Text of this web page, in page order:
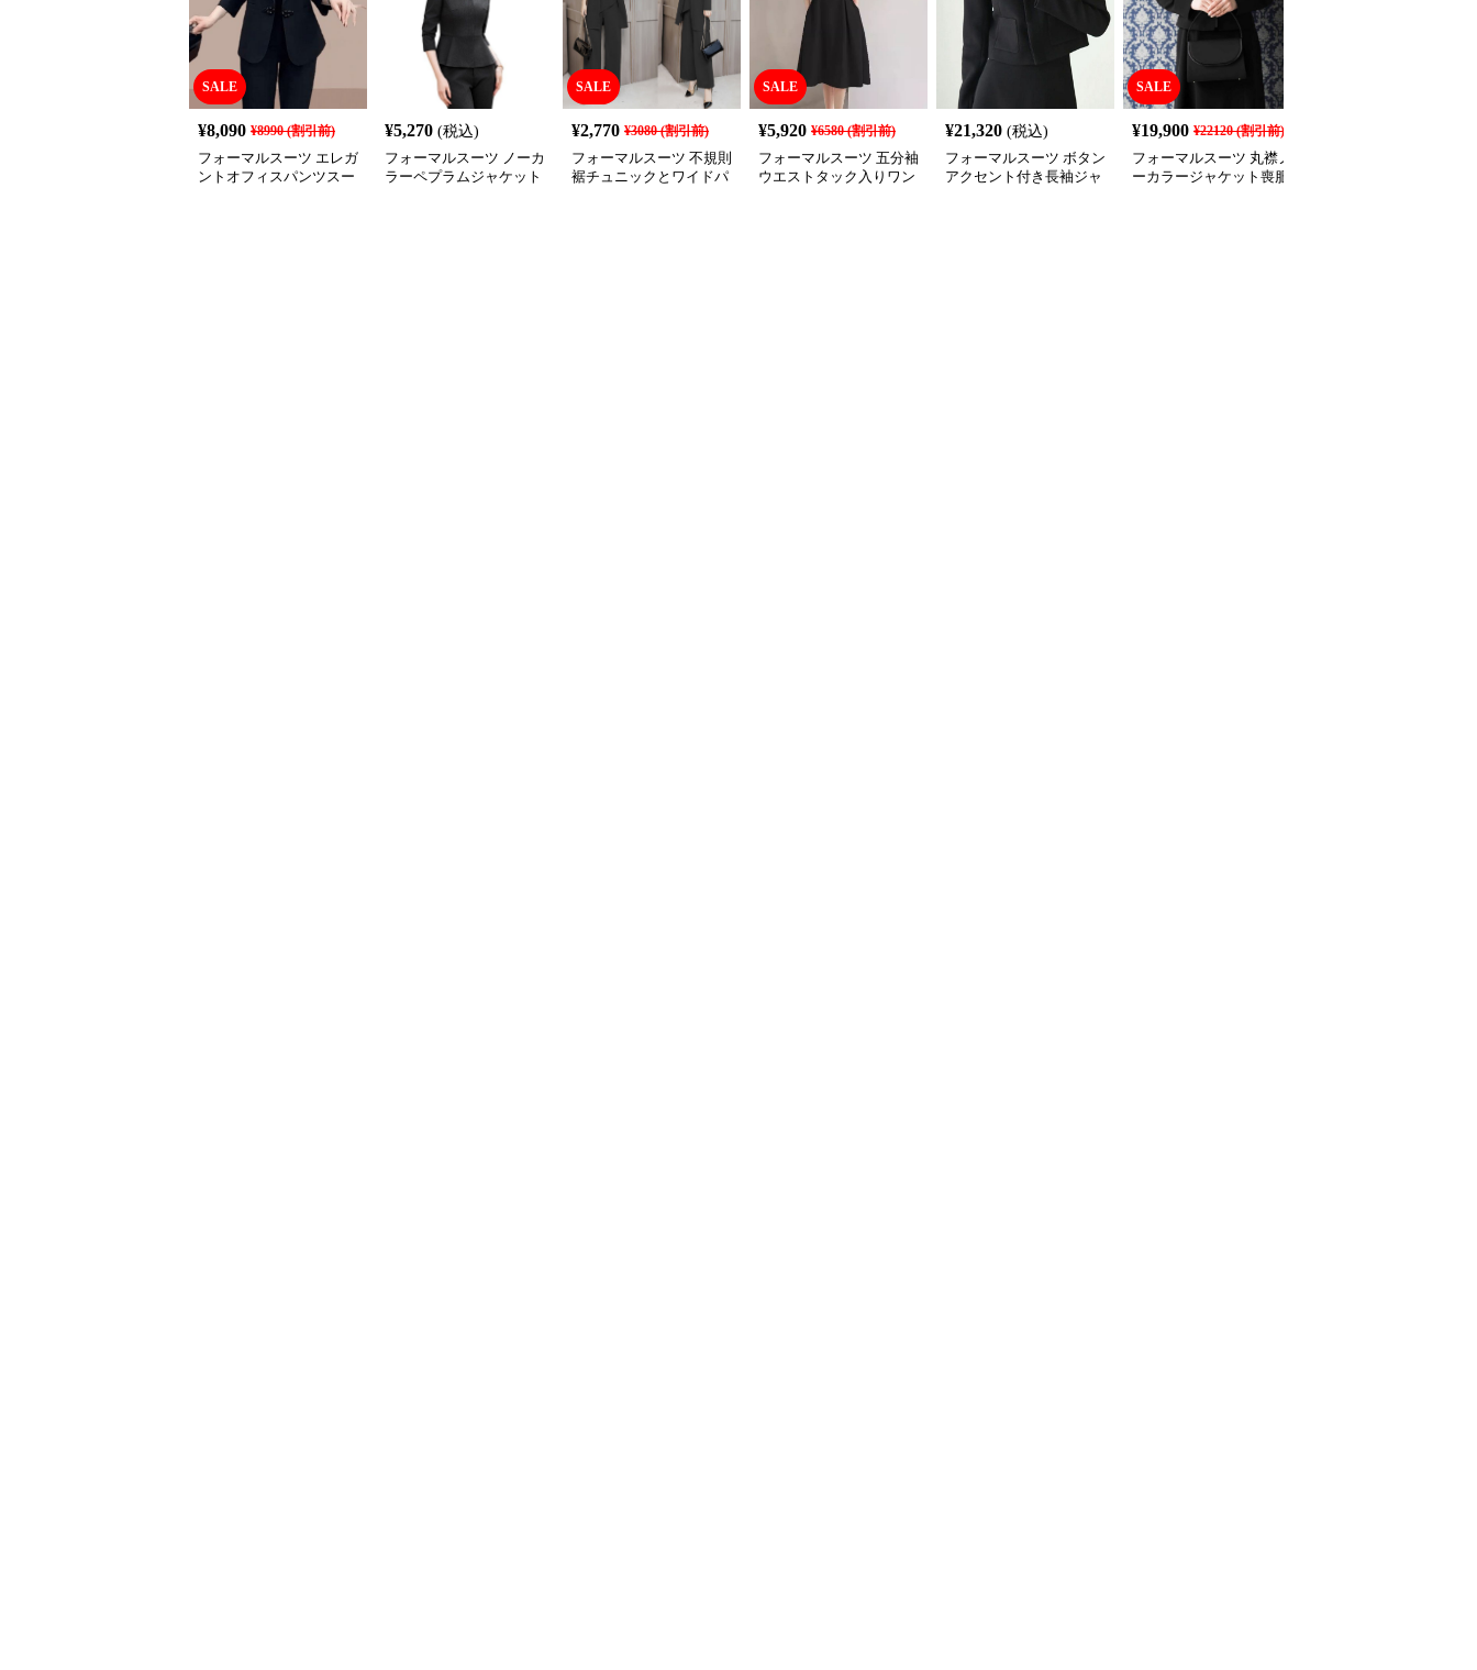
SALE
¥8,090 ¥8990(割引前)
フォーマルスーツ エレガ
ントオフィスパンツスー
¥5,270 (税込)
フォーマルスーツ ノーカ
ラーペプラムジャケット
SALE
¥2,770 ¥3080(割引前)
フォーマルスーツ 不規則
裾チュニックとワイドパ
SALE
¥5,920 ¥6580(割引前)
フォーマルスーツ 五分袖
ウエストタック入りワン
¥21,320 (税込)
フォーマルスーツ ボタン
アクセント付き長袖ジャ
SALE
¥19,900 ¥22120(割引前)
フォーマルスーツ 丸襟ノ
ーカラージャケット喪服